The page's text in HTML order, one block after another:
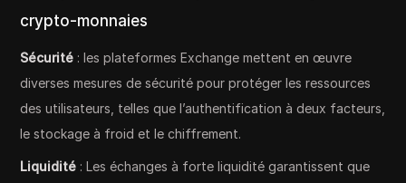
crypto-monnaies
Sécurité : les plateformes Exchange mettent en œuvre
diverses mesures de sécurité pour protéger les ressources
des utilisateurs, telles que l’authentification à deux facteurs,
le stockage à froid et le chiffrement.
Liquidité : Les échanges à forte liquidité garantissent que